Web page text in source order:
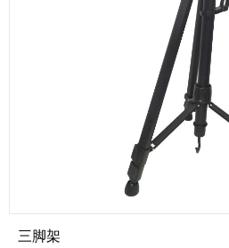
三脚架